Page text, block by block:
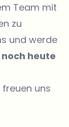
Team mit
zu
und werde
heute
freuen uns